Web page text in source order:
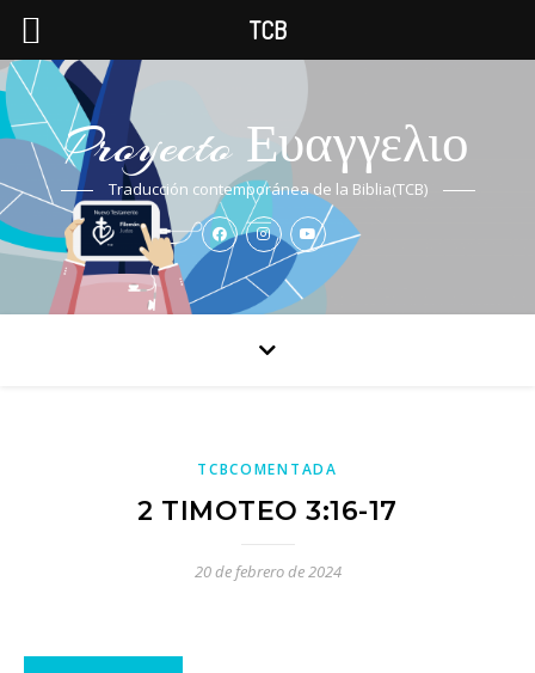
Proyecto Ευαγγελιο
Traducción contemporánea de la Biblia(TCB)
TCBCOMENTADA
2 TIMOTEO 3:16-17
20 de febrero de 2024
TCB